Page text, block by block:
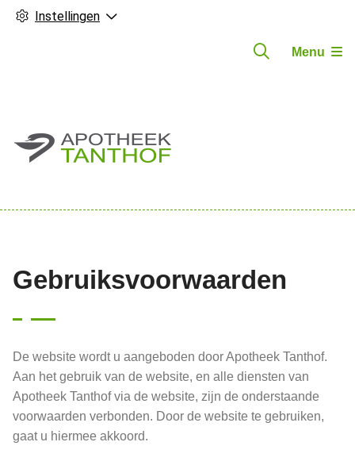
Instellingen
Menu
Gebruiksvoorwaarden
De website wordt u aangeboden door Apotheek Tanthof.
Aan het gebruik van de website, en alle diensten van
Apotheek Tanthof via de website, zijn de onderstaande
voorwaarden verbonden. Door de website te gebruiken,
gaat u hiermee akkoord.